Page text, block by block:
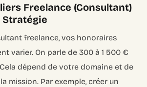
Freelance (Consultant)
Stratégie
freelance, vos honoraires
varier. On parle de 300 à 1 500 €
dépend de votre domaine et de
mission. Par exemple, créer un